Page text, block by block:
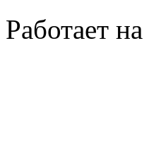
Работает на